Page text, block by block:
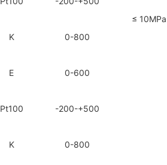
≤ 10MPa
K 0-800
E 0-600
Pt100 -200-+500
K 0-800